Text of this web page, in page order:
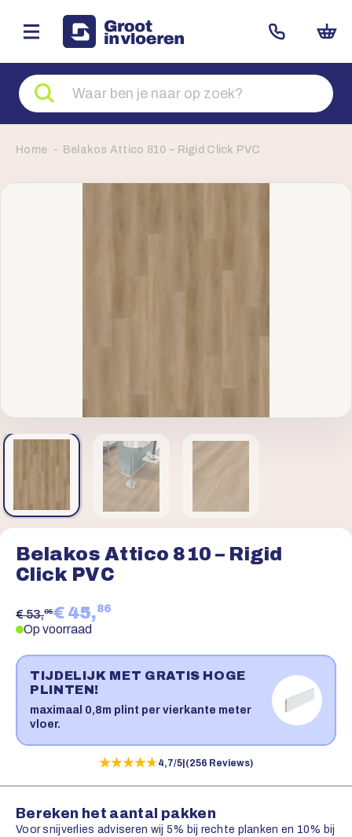
Zoeken
naar
producten
Home Belakos Attico 810 – Rigid Click PVC
Belakos Attico 810 – Rigid
Click PVC
€ 53,95€ 45,86
Op voorraad
TIJDELIJK MET GRATIS HOGE
PLINTEN!
maximaal 0,8m plint per vierkante meter
vloer.
★★★★★
★★★★★4,7/5 (256 Reviews)
Bereken het aantal pakken
Voor snijverlies adviseren wij 5% bij rechte planken en 10% bij